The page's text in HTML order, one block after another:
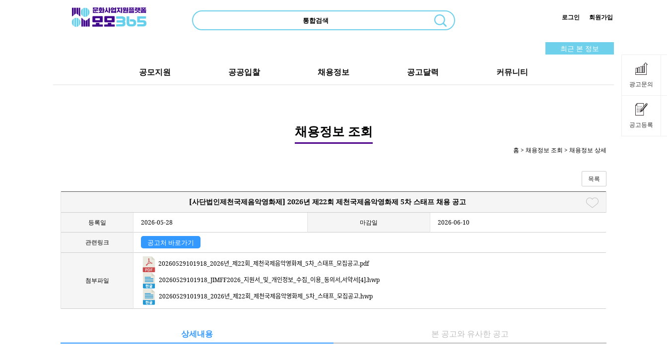
광고문의
공고등록
로그인 회원가입
최근 본 정보
공모지원 공공입찰 채용정보 공고달력 커뮤니티
채용정보 조회
홈 > 채용정보 조회 > 채용정보 상세
목록
[사단법인제천국제음악영화제] 2026년 제22회 제천국제음악영화제 5차 스태프 채용 공고
등록일 2026-05-28 마감일 2026-06-10
관련링크 공고처 바로가기
첨부파일
20260529101918_2026년_제22회_제천국제음악영화제_5차_스태프_모집공고.pdf
20260529101918_JIMFF2026_지원서_및_개인정보_수집_이용_동의서,서약서[4].hwp
20260529101918_2026년_제22회_제천국제음악영화제_5차_스태프_모집공고.hwp
상세내용 본 공고와 유사한 공고